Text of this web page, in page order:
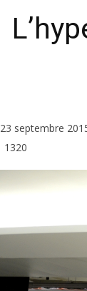
23 septembre
1320